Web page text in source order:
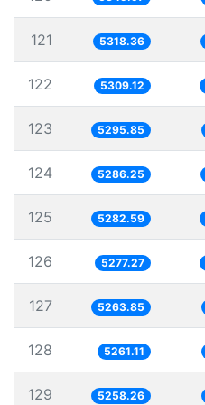
121 5318.36
122 5309.12
123 5295.85
124 5286.25
125 5282.59
126 5277.27
127 5263.85
128 5261.11
129 5258.26